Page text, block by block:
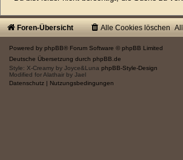
Foren-Übersicht Alle Cookies löschen
Powered by phpBB® Forum Software © phpBB Limited
Deutsche Übersetzung durch phpBB.de
Style: X-Creamy by Joyce&Luna phpBB-Style-Design
Modified for Alathair by Jael
Datenschutz | Nutzungsbedingungen